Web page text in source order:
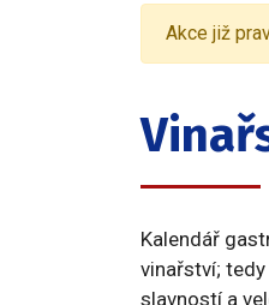
Akce již
Kalendář
vinařství; tedy
slavností a